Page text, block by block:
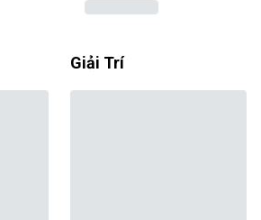
Giải Trí